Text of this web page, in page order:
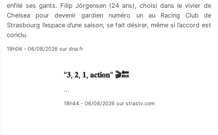
enfilé ses gants. Filip Jörgensen (24 ans), choisi dans le vivier de
Chelsea pour devenir gardien numéro un au Racing Club de
Strasbourg l’espace d’une saison, se fait désirer, même si l’accord est
conclu.
19h06 - 06/08/2026 sur dna.fr
"𝟑, 𝟐, 𝟏, 𝐚𝐜𝐭𝐢𝐨𝐧" 🎬🔙
...
18h44 - 06/08/2026 sur strastv.com